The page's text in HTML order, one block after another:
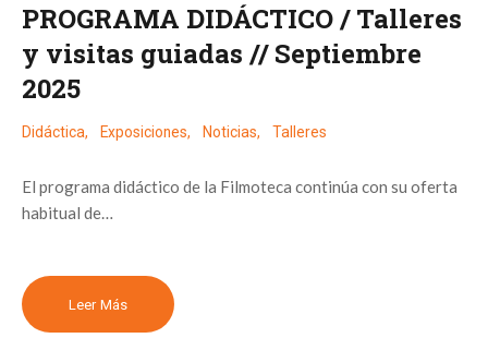
PROGRAMA DIDÁCTICO / Talleres
y visitas guiadas // Septiembre
2025
Didáctica, Exposiciones, Noticias, Talleres
El programa didáctico de la Filmoteca continúa con su oferta
habitual de…
Leer Más